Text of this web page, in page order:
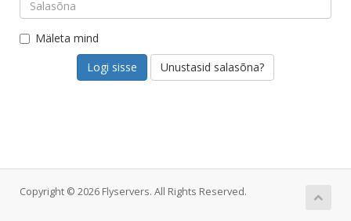
Mäleta mind
Unustasid salasõna?
Copyright © 2026 Flyservers. All Rights Reserved.